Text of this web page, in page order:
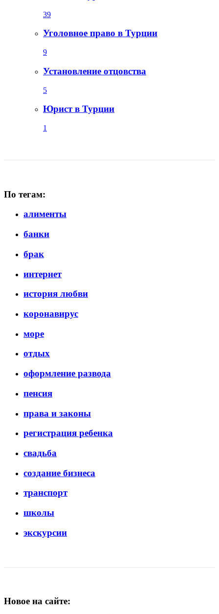
39
Уголовное право в Турции
9
Установление отцовства
5
Юрист в Турции
1
По тегам:
алименты
банки
брак
интернет
история любви
коронавирус
море
отдых
оформление развода
пенсия
права и законы
регистрация ребенка
свадьба
создание бизнеса
транспорт
школы
экскурсии
Новое на сайте: